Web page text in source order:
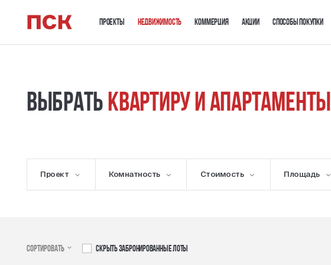
Проекты Недвижимость Коммерция Акции Способы покупки
Выбрать квартиру и апартаменты
Выбратьквартиру и апартаменты
Проект Комнатность Стоимость Площадь
Сортировать Скрыть забронированные лоты